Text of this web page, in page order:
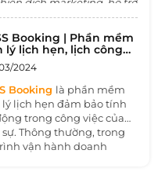
tự dộng các hoạt dộng
đồng thời hỗ trợ tối
lợi nhuận từ mọi chiến
thị hay ngành nghề
doanh nghiệp. Nhờ đó
tối ưu hóa chi phí, tăng
chiến dịch và đẩy
tiến độ hiệu quả của
kinh doanh.
Booking | Phần mềm
lý lịch hẹn, lịch công
2024
Booking là phần mềm
lịch hẹn đảm bảo tính
trong công việc của
Thông thường, trong
vận hành doanh